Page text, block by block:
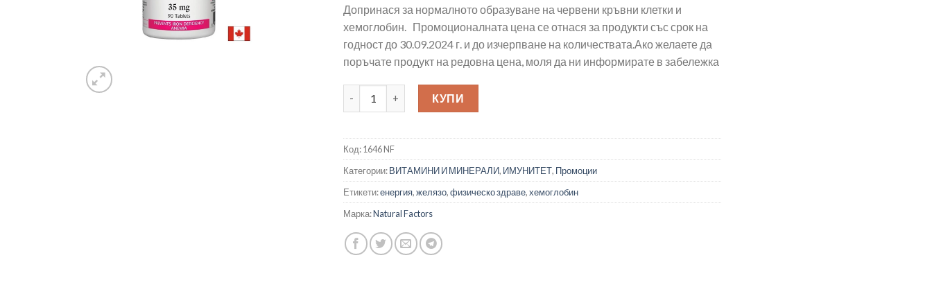
38.40лв..32.64лв..
Допринася за нормалното образуване на червени кръвни клетки и
хемоглобин. Промоционалната цена се отнася за продукти със срок на
годност до 30.09.2024 г. и до изчерпване на количествата.Ако желаете да
поръчате продукт на редовна цена, моля да ни информирате в забележка
количество за Iron Factors® - Желязо с витамин В12 и фолиева киселина, 90 таблетки Natural Factors
КУПИ
Код:1646 NF
Категории:ВИТАМИНИ И МИНЕРАЛИ, ИМУНИТЕТ, Промоции
Етикети:енергия,желязо,физическо здраве,хемоглобин
Марка:Natural Factors